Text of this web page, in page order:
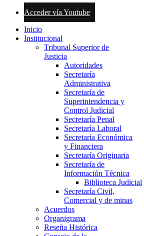
Acceder vía Youtube
Inicio
Institucional
Tribunal Superior de
Justicia
Autoridades
Secretaría
Administrativa
Secretaría de
Superintendencia y
Control Judicial
Secretaría Penal
Secretaría Laboral
Secretaría Económica
y Financiera
Secretaría Originaria
Secretaría de
Información Técnica
Biblioteca Judicial
Secretaría Civil,
Comercial y de minas
Acuerdos
Organigrama
Reseña Histórica